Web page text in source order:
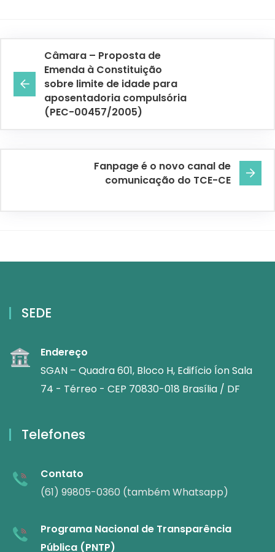
Câmara – Proposta de
Emenda à Constituição
sobre limite de idade para
aposentadoria compulsória
(PEC-00457/2005)
Fanpage é o novo canal de
comunicação do TCE-CE
SEDE
Endereço
SGAN – Quadra 601, Bloco H, Edifício Íon Sala
74 - Térreo - CEP 70830-018 Brasília / DF
Telefones
Contato
(61) 99805-0360 (também Whatsapp)
Programa Nacional de Transparência
Pública (PNTP)